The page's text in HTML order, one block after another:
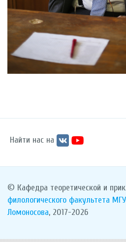
Найти нас на
© Кафедра теоретической и
филологического факультета
Ломоносова, 2017-2026